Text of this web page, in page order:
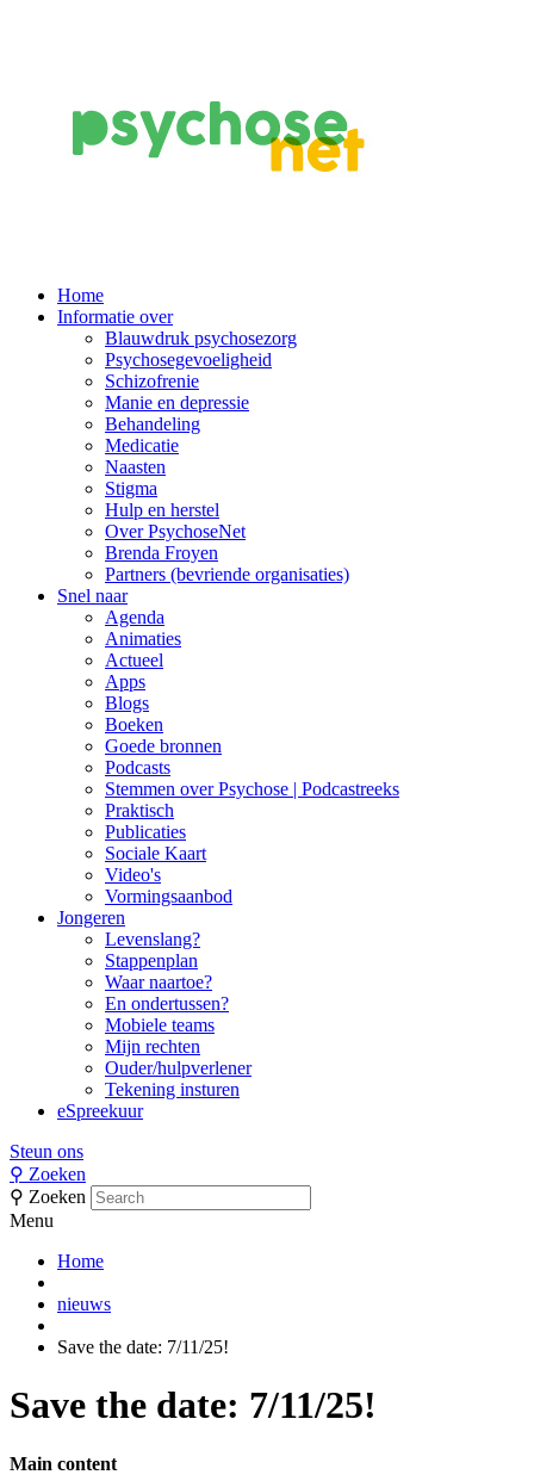
Main
Navigation
Home
Informatie over
Blauwdruk psychosezorg
Psychosegevoeligheid
Schizofrenie
Manie en depressie
Behandeling
Medicatie
Naasten
Stigma
Hulp en herstel
Over PsychoseNet
Brenda Froyen
Partners (bevriende organisaties)
Snel naar
Agenda
Animaties
Actueel
Apps
Blogs
Boeken
Goede bronnen
Podcasts
Stemmen over Psychose | Podcastreeks
Praktisch
Publicaties
Sociale Kaart
Video's
Vormingsaanbod
Jongeren
Levenslang?
Stappenplan
Waar naartoe?
En ondertussen?
Mobiele teams
Mijn rechten
Ouder/hulpverlener
Tekening insturen
eSpreekuur
Steun ons
⚲ Zoeken
⚲ Zoeken
Menu
Home
nieuws
Save the date: 7/11/25!
Save the date: 7/11/25!
Main content